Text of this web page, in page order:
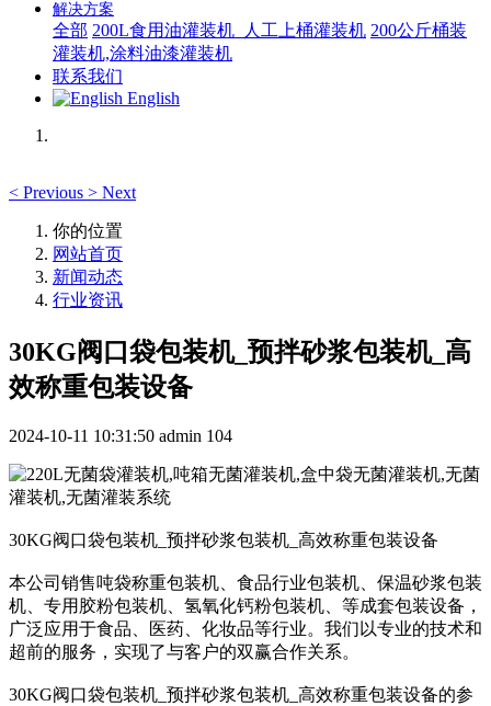
解决方案
全部 200L食用油灌装机_人工上桶灌装机 200公斤桶装
灌装机,涂料油漆灌装机
联系我们
English
< Previous > Next
你的位置
网站首页
新闻动态
行业资讯
30KG阀口袋包装机_预拌砂浆包装机_高
效称重包装设备
2024-10-11 10:31:50 admin 104
30KG阀口袋包装机_预拌砂浆包装机_高效称重包装设备
本公司销售吨袋称重包装机、食品行业包装机、保温砂浆包装
机、专用胶粉包装机、氢氧化钙粉包装机、等成套包装设备，
广泛应用于食品、医药、化妆品等行业。我们以专业的技术和
超前的服务，实现了与客户的双赢合作关系。
30KG阀口袋包装机_预拌砂浆包装机_高效称重包装设备的参